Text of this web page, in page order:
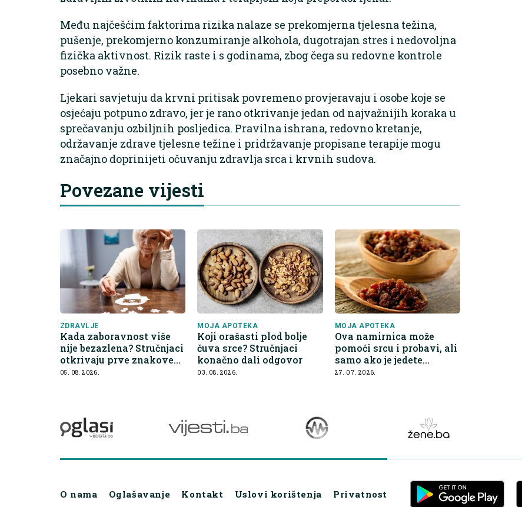
Među najčešćim faktorima rizika nalaze se prekomjerna tjelesna težina,
pušenje, prekomjerno konzumiranje alkohola, dugotrajan stres i nedovoljna
fizička aktivnost. Rizik raste i s godinama, zbog čega su redovne kontrole
posebno važne.
Ljekari savjetuju da krvni pritisak povremeno provjeravaju i osobe koje se
osjećaju potpuno zdravo, jer je rano otkrivanje jedan od najvažnijih koraka u
sprečavanju ozbiljnih posljedica. Pravilna ishrana, redovno kretanje,
održavanje zdrave tjelesne težine i pridržavanje propisane terapije mogu
značajno doprinijeti očuvanju zdravlja srca i krvnih sudova.
Povezane vijesti
ZDRAVLJE
Kada zaboravnost više
nije bezazlena? Stručnjaci
otkrivaju prve znakove
demencije
05. 08. 2026.
MOJA APOTEKA
Koji orašasti plod bolje
čuva srce? Stručnjaci
konačno dali odgovor
03. 08. 2026.
MOJA APOTEKA
Ova namirnica može
pomoći srcu i probavi, ali
samo ako je jedete
umjereno
27. 07. 2026.
O nama Oglašavanje Kontakt Uslovi korištenja Privatnost